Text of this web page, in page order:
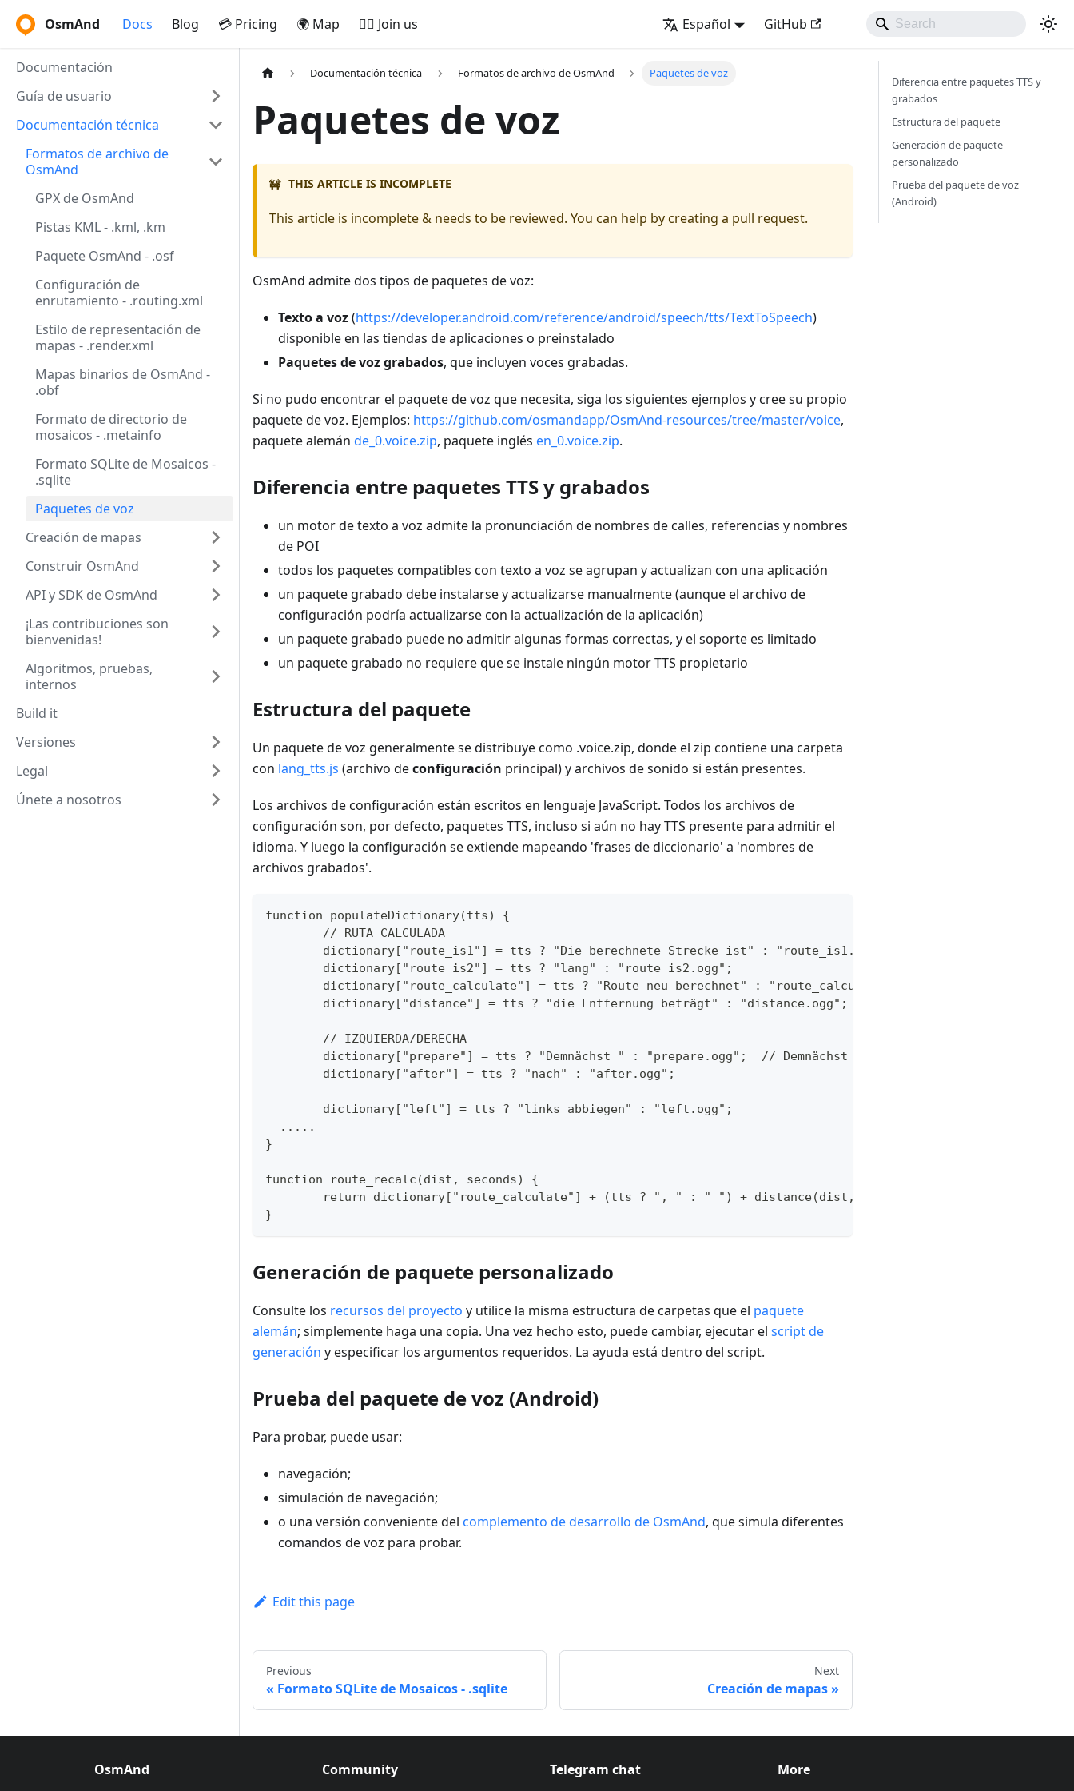
OsmAnd Docs Blog 💳 Pricing 🌍 Map 🚵‍♂️ Join us Español GitHub
Documentación
Guía de usuario
Documentación técnica
Formatos de archivo de
OsmAnd
GPX de OsmAnd
Pistas KML - .kml, .km
Paquete OsmAnd - .osf
Configuración de
enrutamiento - .routing.xml
Estilo de representación de
mapas - .render.xml
Mapas binarios de OsmAnd -
.obf
Formato de directorio de
mosaicos - .metainfo
Formato SQLite de Mosaicos -
.sqlite
Paquetes de voz
Creación de mapas
Construir OsmAnd
API y SDK de OsmAnd
¡Las contribuciones son
bienvenidas!
Algoritmos, pruebas,
internos
Build it
Versiones
Legal
Únete a nosotros
Documentación técnica Formatos de archivo de OsmAnd Paquetes de voz
Paquetes de voz
🚧 THIS ARTICLE IS INCOMPLETE
This article is incomplete & needs to be reviewed. You can help by creating a pull request.
OsmAnd admite dos tipos de paquetes de voz:
Texto a voz(https://developer.android.com/reference/android/speech/tts/TextToSpeech)
disponible en las tiendas de aplicaciones o preinstalado
Paquetes de voz grabados, que incluyen voces grabadas.
Si no pudo encontrar el paquete de voz que necesita, siga los siguientes ejemplos y cree su propio
paquete de voz. Ejemplos: https://github.com/osmandapp/OsmAnd-resources/tree/master/voice,
paquete alemán de_0.voice.zip, paquete inglés en_0.voice.zip.
Diferencia entre paquetes TTS y grabados
un motor de texto a voz admite la pronunciación de nombres de calles, referencias y nombres
de POI
todos los paquetes compatibles con texto a voz se agrupan y actualizan con una aplicación
un paquete grabado debe instalarse y actualizarse manualmente (aunque el archivo de
configuración podría actualizarse con la actualización de la aplicación)
un paquete grabado puede no admitir algunas formas correctas, y el soporte es limitado
un paquete grabado no requiere que se instale ningún motor TTS propietario
Estructura del paquete
Un paquete de voz generalmente se distribuye como .voice.zip, donde el zip contiene una carpeta
con lang_tts.js (archivo deconfiguración principal) y archivos de sonido si están presentes.
Los archivos de configuración están escritos en lenguaje JavaScript. Todos los archivos de
configuración son, por defecto, paquetes TTS, incluso si aún no hay TTS presente para admitir el
idioma. Y luego la configuración se extiende mapeando 'frases de diccionario' a 'nombres de
archivos grabados'.
function populateDictionary(tts) {
	// RUTA CALCULADA
	dictionary["route_is1"] = tts ? "Die berechnete Strecke ist" : "route_is1.ogg";
	dictionary["route_is2"] = tts ? "lang" : "route_is2.ogg";
	dictionary["route_calculate"] = tts ? "Route neu berechnet" : "route_calculate.ogg";
	dictionary["distance"] = tts ? "die Entfernung beträgt" : "distance.ogg";
	// IZQUIERDA/DERECHA
dictionary["prepare"] = tts ? "Demnächst " : "prepare.ogg";  // Demnächst suena mejor que Vorbereiten
	dictionary["after"] = tts ? "nach" : "after.ogg";
	dictionary["left"] = tts ? "links abbiegen" : "left.ogg";
  .....
}
function route_recalc(dist, seconds) {
return dictionary["route_calculate"] + (tts ? ", " : " ") + distance(dist, "nominativ") + (tts ? ", "
}
Generación de paquete personalizado
Consulte los recursos del proyecto y utilice la misma estructura de carpetas que el paquete
alemán; simplemente haga una copia. Una vez hecho esto, puede cambiar, ejecutar el script de
generación y especificar los argumentos requeridos. La ayuda está dentro del script.
Prueba del paquete de voz (Android)
Para probar, puede usar:
navegación;
simulación de navegación;
o una versión conveniente del complemento de desarrollo de OsmAnd, que simula diferentes
comandos de voz para probar.
Edit this page
Previous
Formato SQLite de Mosaicos - .sqlite
Next
Creación de mapas
Diferencia entre paquetes TTS y
grabados
Estructura del paquete
Generación de paquete
personalizado
Prueba del paquete de voz
(Android)
OsmAnd Community Telegram chat More